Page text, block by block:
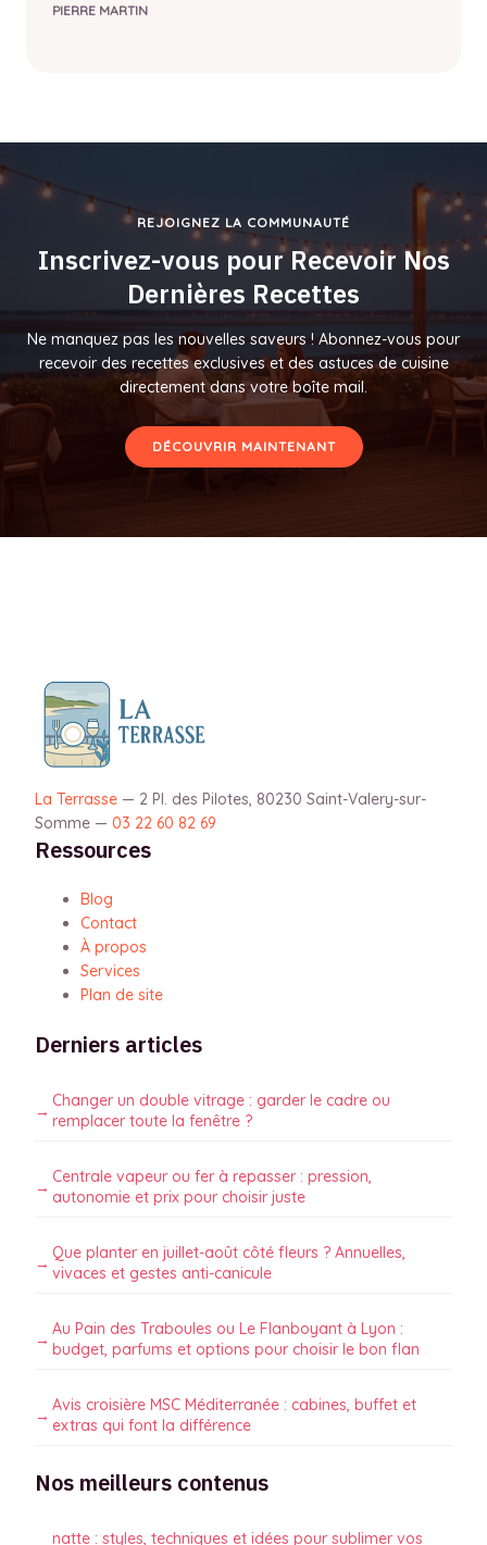
PIERRE MARTIN
REJOIGNEZ LA COMMUNAUTÉ
Inscrivez-vous pour Recevoir Nos
Dernières Recettes
Ne manquez pas les nouvelles saveurs ! Abonnez-vous pour
recevoir des recettes exclusives et des astuces de cuisine
directement dans votre boîte mail.
DÉCOUVRIR MAINTENANT
La Terrasse — 2 Pl. des Pilotes, 80230 Saint-Valery-sur-
Somme — 03 22 60 82 69
Ressources
Blog
Contact
À propos
Services
Plan de site
Derniers articles
Changer un double vitrage : garder le cadre ou
remplacer toute la fenêtre ?
Centrale vapeur ou fer à repasser : pression,
autonomie et prix pour choisir juste
Que planter en juillet-août côté fleurs ? Annuelles,
vivaces et gestes anti-canicule
Au Pain des Traboules ou Le Flanboyant à Lyon :
budget, parfums et options pour choisir le bon flan
Avis croisière MSC Méditerranée : cabines, buffet et
extras qui font la différence
Nos meilleurs contenus
natte : styles, techniques et idées pour sublimer vos